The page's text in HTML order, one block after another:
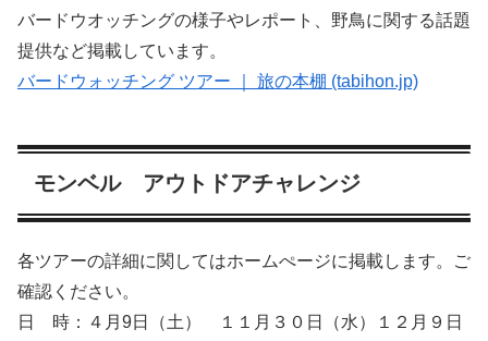
バードウオッチングの様子やレポート、野鳥に関する話題
提供など掲載しています。
バードウォッチング ツアー ｜ 旅の本棚 (tabihon.jp)
モンベル アウトドアチャレンジ
各ツアーの詳細に関してはホームぺージに掲載します。ご
確認ください。
日 時：４月9日（土） １１月３０日（水）１２月９日